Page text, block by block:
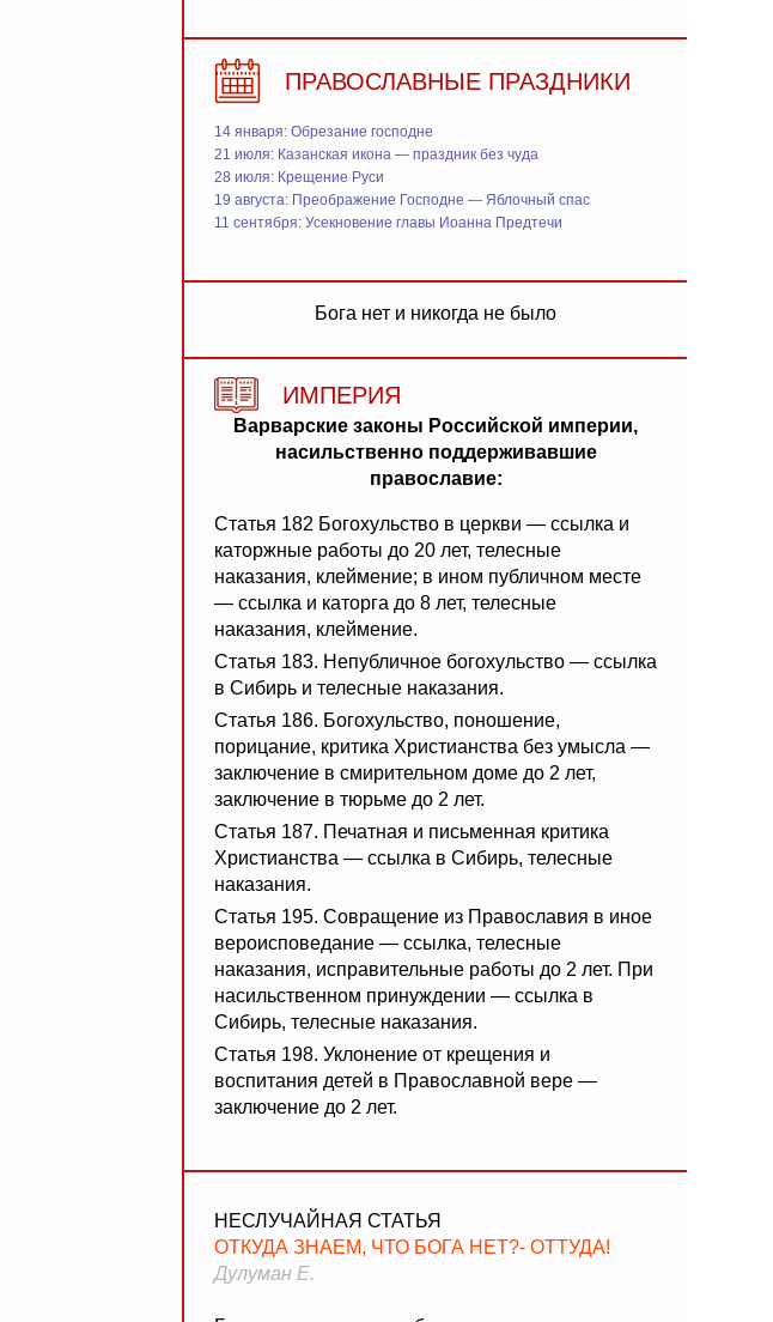
ПРАВОСЛАВНЫЕ ПРАЗДНИКИ
14 января: Обрезание господне
21 июля: Казанская икона — праздник без чуда
28 июля: Крещение Руси
19 августа: Преображение Господне — Яблочный спас
11 сентября: Усекновение главы Иоанна Предтечи
Бога нет и никогда не было
ИМПЕРИЯ
Варварские законы Российской империи,
насильственно поддерживавшие
православие:
Статья 182 Богохульство в церкви — ссылка и
каторжные работы до 20 лет, телесные
наказания, клеймение; в ином публичном месте
— ссылка и каторга до 8 лет, телесные
наказания, клеймение.
Статья 183. Непубличное богохульство — ссылка
в Сибирь и телесные наказания.
Статья 186. Богохульство, поношение,
порицание, критика Христианства без умысла —
заключение в смирительном доме до 2 лет,
заключение в тюрьме до 2 лет.
Статья 187. Печатная и письменная критика
Христианства — ссылка в Сибирь, телесные
наказания.
Статья 195. Совращение из Православия в иное
вероисповедание — ссылка, телесные
наказания, исправительные работы до 2 лет. При
насильственном принуждении — ссылка в
Сибирь, телесные наказания.
Статья 198. Уклонение от крещения и
воспитания детей в Православной вере —
заключение до 2 лет.
НЕСЛУЧАЙНАЯ СТАТЬЯ
ОТКУДА ЗНАЕМ, ЧТО БОГА НЕТ?- ОТТУДА!
Дулуман Е.